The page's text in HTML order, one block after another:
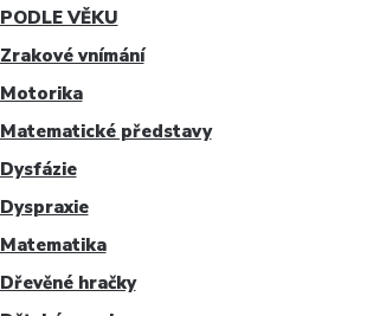
PODLE VĚKU
Zrakové vnímání
Motorika
Matematické představy
Dysfázie
Dyspraxie
Matematika
Dřevěné hračky